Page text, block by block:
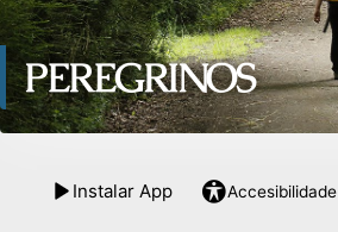
PEREGRINOS
Instalar App Accesibilidade